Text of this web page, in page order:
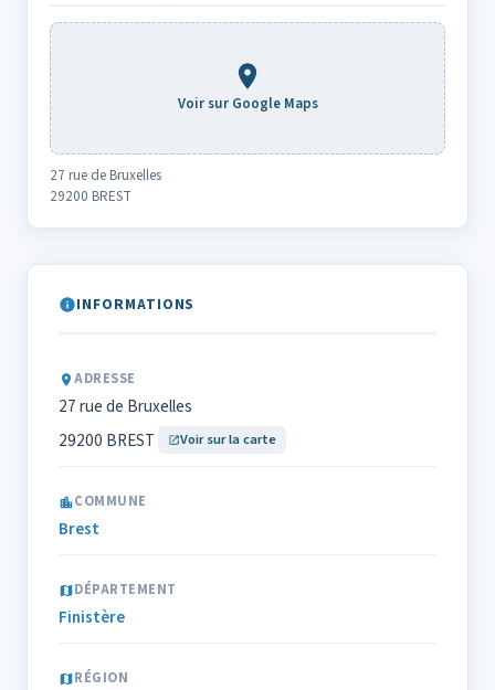
INFORMATIONS
ADRESSE
27 rue de Bruxelles
29200 BREST
Voir sur la carte
COMMUNE
Brest
DÉPARTEMENT
Finistère
RÉGION
Voir sur Google Maps
27 rue de Bruxelles
29200 BREST